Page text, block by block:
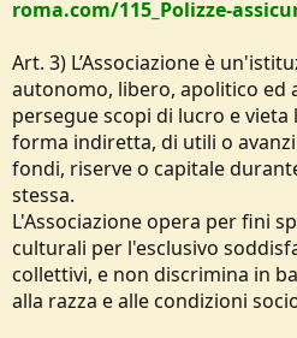
roma.com/115_Polizze-
Art. 3) L’Associazione è
autonomo, libero, apolitico ed
persegue scopi di lucro e
forma indiretta, di utili o
fondi, riserve o capitale
stessa.
L'Associazione opera per fini
culturali per l'esclusivo
collettivi, e non discrimina in
alla razza e alle condizioni